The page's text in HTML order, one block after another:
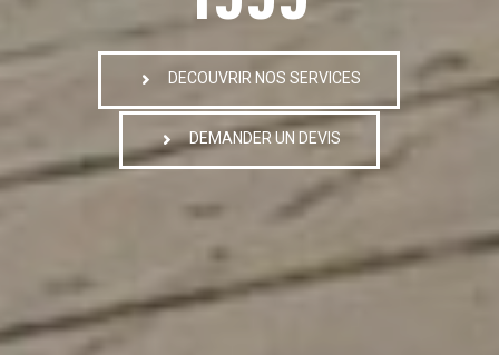
DECOUVRIR NOS SERVICES
DEMANDER UN DEVIS